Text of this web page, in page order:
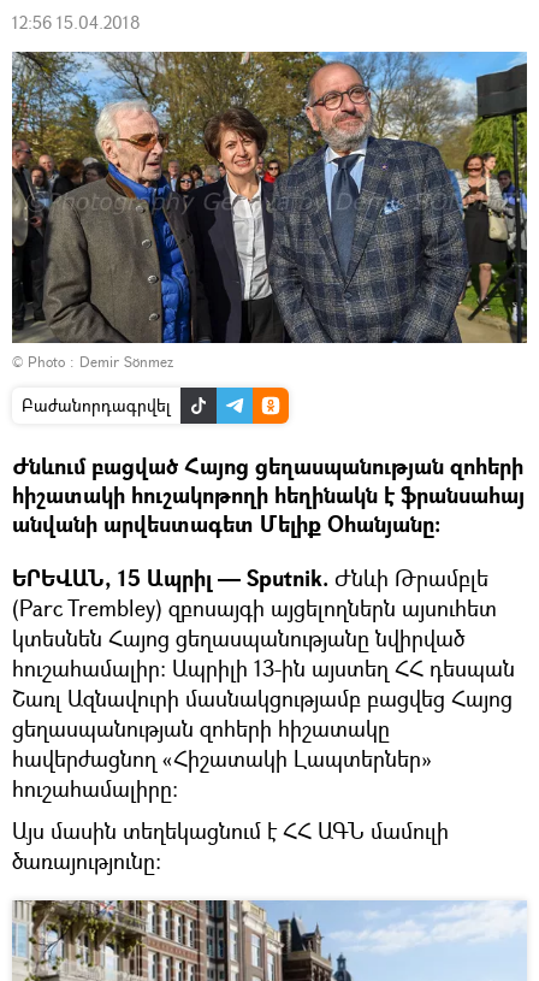
12:56 15.04.2018
© Photo : Demir Sönmez
Բաժանորդագրվել
Ժնևում բացված Հայոց ցեղասպանության զոհերի
հիշատակի հուշակոթողի հեղինակն է ֆրանսահայ
անվանի արվեստագետ Մելիք Օհանյանը։
ԵՐԵՎԱՆ, 15 Ապրիլ — Sputnik. Ժնևի Թրամբլե
(Parc Trembley) զբոսայգի այցելողներն այսուհետ
կտեսնեն Հայոց ցեղասպանությանը նվիրված
հուշահամալիր։ Ապրիլի 13-ին այստեղ ՀՀ դեսպան
Շառլ Ազնավուրի մասնակցությամբ բացվեց Հայոց
ցեղասպանության զոհերի հիշատակը
հավերժացնող «Հիշատակի Լապտերներ»
հուշահամալիրը:
Այս մասին տեղեկացնում է ՀՀ ԱԳՆ մամուլի
ծառայությունը։